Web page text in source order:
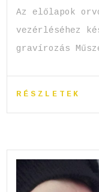
Az előlapok
vezérléséhez
gravírozás
RÉSZLETEK